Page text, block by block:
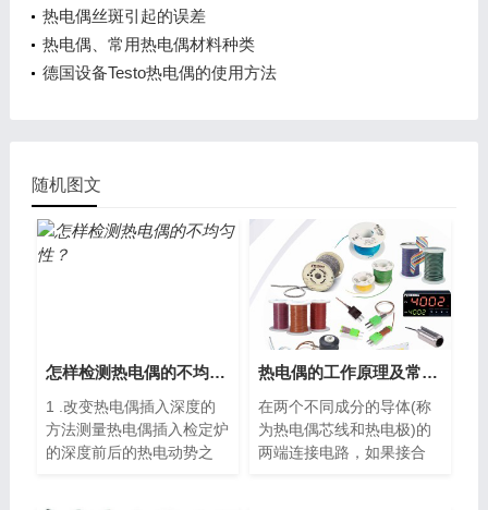
热电偶丝斑引起的误差
热电偶、常用热电偶材料种类
德国设备Testo热电偶的使用方法
随机图文
怎样检测热电偶的不均匀性？
1 .改变热电偶插入深度的
方法测量热电偶插入检定炉
的深度前后的热电动势之
热电偶的工作原理及常见种类
在两个不同成分的导体(称
为热电偶芯线和热电极)的
两端连接电路，如果接合